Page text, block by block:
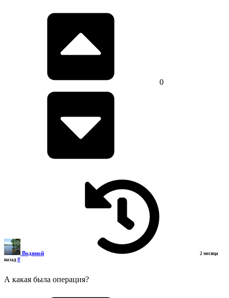
0
Водяной
2 месяца
назад #
А какая была операция?